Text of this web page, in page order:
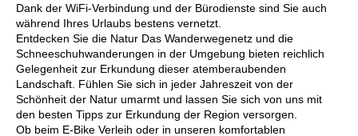
Dank der WiFi-Verbindung und der Bürodienste sind Sie auch
während Ihres Urlaubs bestens vernetzt.
Entdecken Sie die Natur Das Wanderwegenetz und die
Schneeschuhwanderungen in der Umgebung bieten reichlich
Gelegenheit zur Erkundung dieser atemberaubenden
Landschaft. Fühlen Sie sich in jeder Jahreszeit von der
Schönheit der Natur umarmt und lassen Sie sich von uns mit
den besten Tipps zur Erkundung der Region versorgen.
Ob beim E-Bike Verleih oder in unseren komfortablen